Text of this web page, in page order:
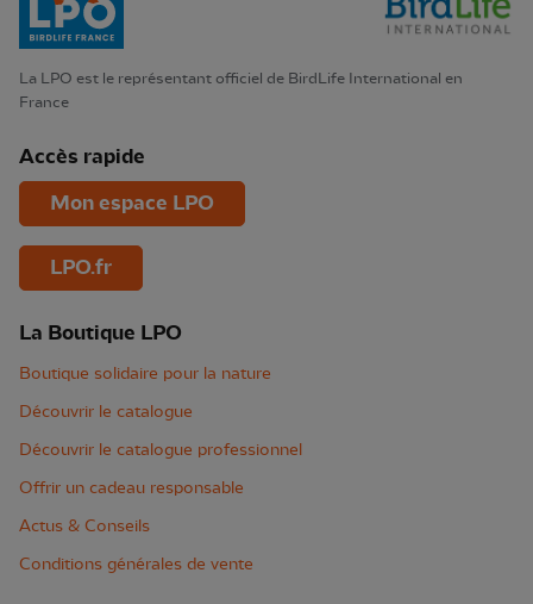
La LPO est le représentant officiel de BirdLife International en
France
Accès rapide
Mon espace LPO
LPO.fr
La Boutique LPO
Boutique solidaire pour la nature
Découvrir le catalogue
Découvrir le catalogue professionnel
Offrir un cadeau responsable
Actus & Conseils
Conditions générales de vente